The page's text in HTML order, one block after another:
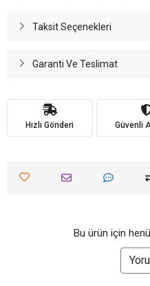
Taksit Seçenekleri
Garanti Ve Teslimat
Hızlı Gönderi Güvenli
Bu ürün için